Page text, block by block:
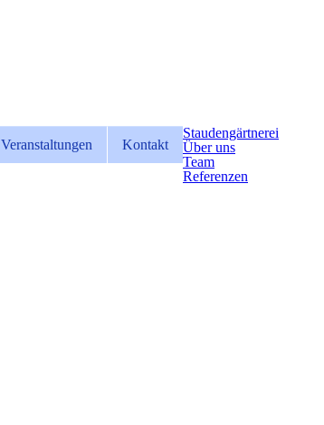
Veranstaltungen Kontakt
Staudengärtnerei
Über uns
Team
Referenzen